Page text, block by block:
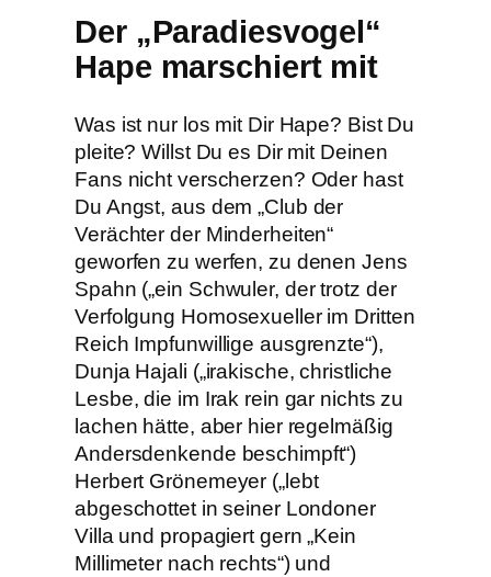
Der „Paradiesvogel“
Hape marschiert mit
Was ist nur los mit Dir Hape? Bist Du
pleite? Willst Du es Dir mit Deinen
Fans nicht verscherzen? Oder hast
Du Angst, aus dem „Club der
Verächter der Minderheiten“
geworfen zu werfen, zu denen Jens
Spahn („ein Schwuler, der trotz der
Verfolgung Homosexueller im Dritten
Reich Impfunwillige ausgrenzte“),
Dunja Hajali („irakische, christliche
Lesbe, die im Irak rein gar nichts zu
lachen hätte, aber hier regelmäßig
Andersdenkende beschimpft“)
Herbert Grönemeyer („lebt
abgeschottet in seiner Londoner
Villa und propagiert gern „Kein
Millimeter nach rechts“) und